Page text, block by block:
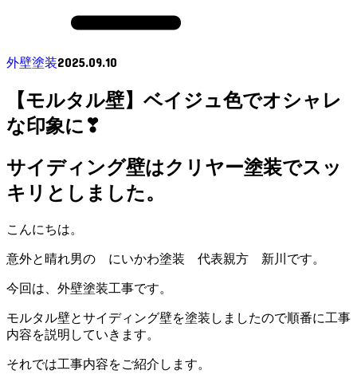
外壁塗装2025.09.10
【モルタル壁】ベイジュ色でオシャレ
な印象に❣
サイディング壁はクリヤー塗装でスッ
キリとしました。
こんにちは。
意外と晴れ男の にいかわ塗装 代表親方 新川です。
今回は、外壁塗装工事です。
モルタル壁とサイディング壁を塗装しましたので順番に工事
内容を説明していきます。
それでは工事内容をご紹介します。